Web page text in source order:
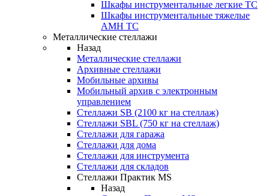
Шкафы инструментальные легкие ТС
Шкафы инструментальные тяжелые
AMH TC
Металлические стеллажи
Назад
Металлические стеллажи
Архивные стеллажи
Мобильные архивы
Мобильный архив с электронным
управлением
Стеллажи SB (2100 кг на стеллаж)
Стеллажи SBL (750 кг на стеллаж)
Стеллажи для гаража
Стеллажи для дома
Стеллажи для инструмента
Стеллажи для складов
Стеллажи Практик MS
Назад